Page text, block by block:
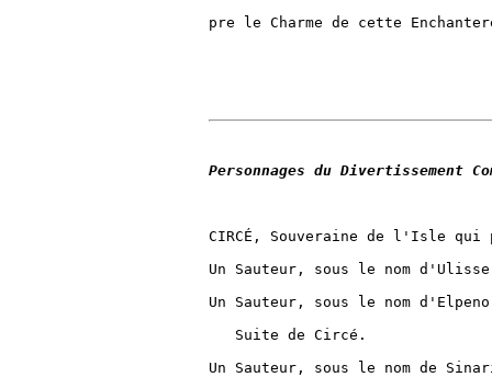
pre le Charme de cette
Personnages du Divertissement
CIRCÉ, Souveraine de l'Isle qui
Un Sauteur, sous le nom
Un Sauteur, sous le nom
   Suite de Circé.
Un Sauteur, sous le nom de